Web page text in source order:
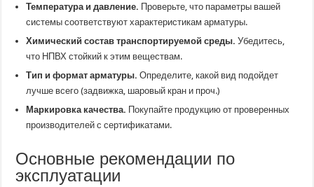
Температура и давление. Проверьте, что параметры вашей
системы соответствуют характеристикам арматуры.
Химический состав транспортируемой среды. Убедитесь,
что НПВХ стойкий к этим веществам.
Тип и формат арматуры. Определите, какой вид подойдет
лучше всего (задвижка, шаровый кран и проч.)
Маркировка качества. Покупайте продукцию от проверенных
производителей с сертификатами.
Основные рекомендации по
эксплуатации